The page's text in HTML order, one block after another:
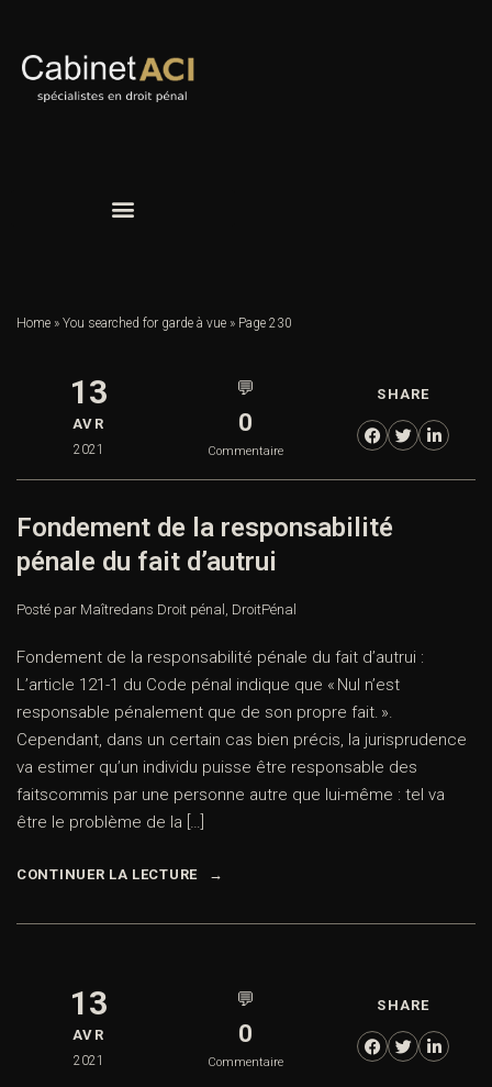
Home » You searched for garde à vue » Page 230
13
AVR
2021
💬
0
Commentaire
SHARE
Fondement de la responsabilité
pénale du fait d’autrui
Posté par Maîtredans Droit pénal , DroitPénal
Fondement de la responsabilité pénale du fait d’autrui :
L’article 121-1 du Code pénal indique que « Nul n’est
responsable pénalement que de son propre fait. ».
Cependant, dans un certain cas bien précis, la jurisprudence
va estimer qu’un individu puisse être responsable des
faitscommis par une personne autre que lui-même : tel va
être le problème de la […]
CONTINUER LA LECTURE
13
AVR
2021
💬
0
Commentaire
SHARE